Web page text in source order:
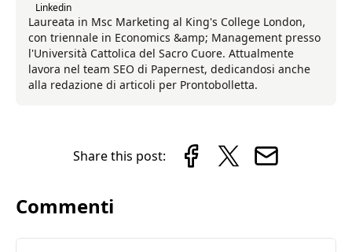
Linkedin
Laureata in Msc Marketing al King's College London,
con triennale in Economics &amp; Management presso
l'Università Cattolica del Sacro Cuore. Attualmente
lavora nel team SEO di Papernest, dedicandosi anche
alla redazione di articoli per Prontobolletta.
Share this post:
Commenti